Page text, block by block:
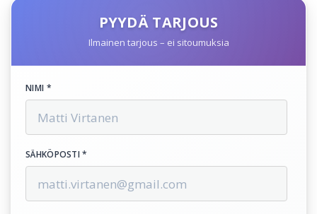
PYYDÄ TARJOUS
Ilmainen tarjous – ei sitoumuksia
NIMI *
SÄHKÖPOSTI *